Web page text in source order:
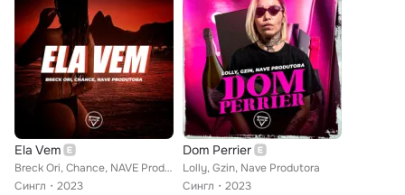
Ela Vem
Breck Ori, Chance, NAVE Produtora
Сингл
2023
Dom Perrier
Lolly, Gzin, Nave Produtora
Сингл
2023